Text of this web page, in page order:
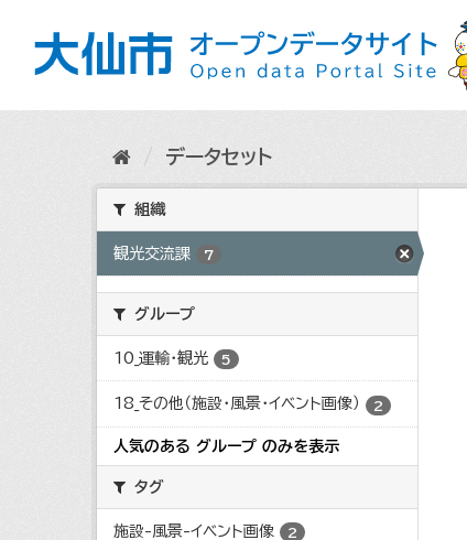
データセット
組織
観光交流課 7
グループ
10_運輸・観光 5
18_その他（施設・風景・イベント画像） 2
人気のある グループ のみを表示
タグ
施設-風景-イベント画像 2